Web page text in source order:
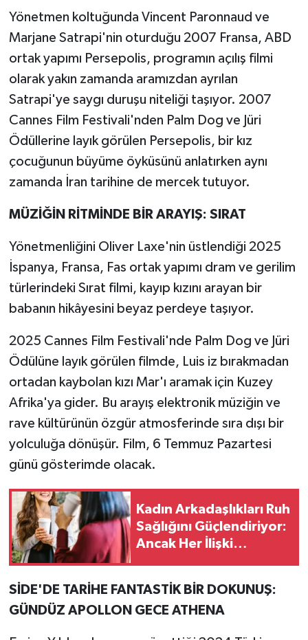
Yönetmen koltuğunda Vincent Paronnaud ve
Marjane Satrapi'nin oturduğu 2007 Fransa, ABD
ortak yapımı Persepolis, programın açılış filmi
olarak yakın zamanda aramızdan ayrılan
Satrapi'ye saygı duruşu niteliği taşıyor. 2007
Cannes Film Festivali'nden Palm Dog ve Jüri
Ödüllerine layık görülen Persepolis, bir kız
çocuğunun büyüme öyküsünü anlatırken aynı
zamanda İran tarihine de mercek tutuyor.
MÜZİĞİN RİTMİNDE BİR ARAYIŞ: SIRAT
Yönetmenliğini Oliver Laxe'nin üstlendiği 2025
İspanya, Fransa, Fas ortak yapımı dram ve gerilim
türlerindeki Sırat filmi, kayıp kızını arayan bir
babanın hikâyesini beyaz perdeye taşıyor.
2025 Cannes Film Festivali'nde Palm Dog ve Jüri
Ödülüne layık görülen filmde, Luis iz bırakmadan
ortadan kaybolan kızı Mar'ı aramak için Kuzey
Afrika'ya gider. Bu arayış elektronik müziğin ve
rave kültürünün özgür atmosferinde sıra dışı bir
yolculuğa dönüşür. Film, 6 Temmuz Pazartesi
günü gösterimde olacak.
Kadın Arkadaşlıkları Ruh
Sağlığını Güçlendiriyor:
Ancak Her İlişki
SİDE'DE TARİHE FANTASTİK BİR DOKUNUŞ:
GÜNDÜZ APOLLON GECE ATHENA